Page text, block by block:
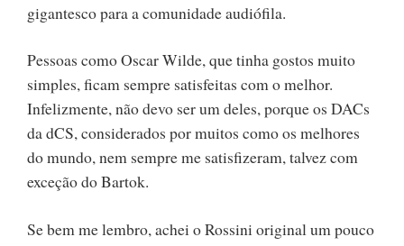
gigantesco para a comunidade audiófila.
Pessoas como Oscar Wilde, que tinha gostos muito
simples, ficam sempre satisfeitas com o melhor.
Infelizmente, não devo ser um deles, porque os DACs
da dCS, considerados por muitos como os melhores
do mundo, nem sempre me satisfizeram, talvez com
exceção do Bartok.
Se bem me lembro, achei o Rossini original um pouco